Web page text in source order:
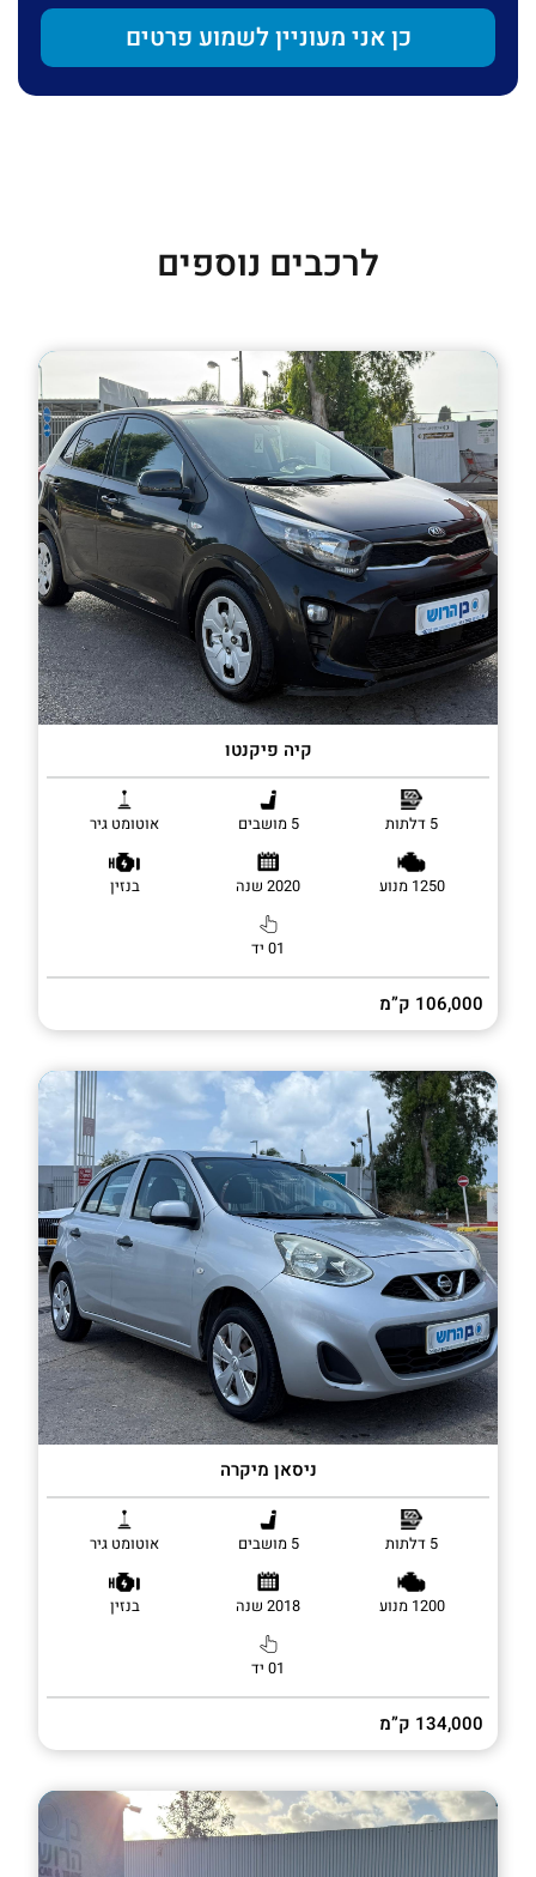
לרכבים נוספים
קיה פיקנטו
5 דלתות 5 מושבים אוטומט גיר
1250 מנוע 2020 שנה בנזין
01 יד
106,000 ק”מ
ניסאן מיקרה
5 דלתות 5 מושבים אוטומט גיר
1200 מנוע 2018 שנה בנזין
01 יד
134,000 ק”מ